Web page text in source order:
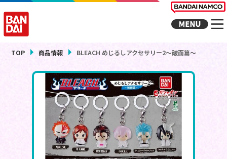
TOP 商品情報 BLEACH めじるしアクセサリー2～破面篇～